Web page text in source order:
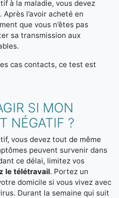
à la maladie, vous devez
l’avoir acheté en
que vous n’êtes pas
sa transmission aux
cas contacts, ce test est
SI MON
NÉGATIF ?
vous devez tout de même
peuvent survenir dans
ce délai, limitez vos
le télétravail. Portez un
domicile si vous vivez avec
Durant la semaine qui suit